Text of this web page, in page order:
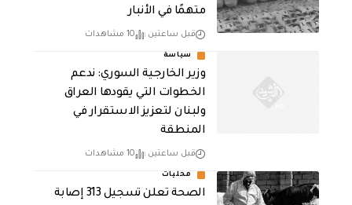
متهمًا في الأنبار
قبل ساعتين 10 مشاهدات
سياسة
وزير الخارجية السوري: ندعم
الخطوات التي يقودها العراق
ولبنان لتعزيز الاستقرار في
المنطقة
قبل ساعتين 10 مشاهدات
محليات
الصحة تعلن تسجيل 313 إصابة